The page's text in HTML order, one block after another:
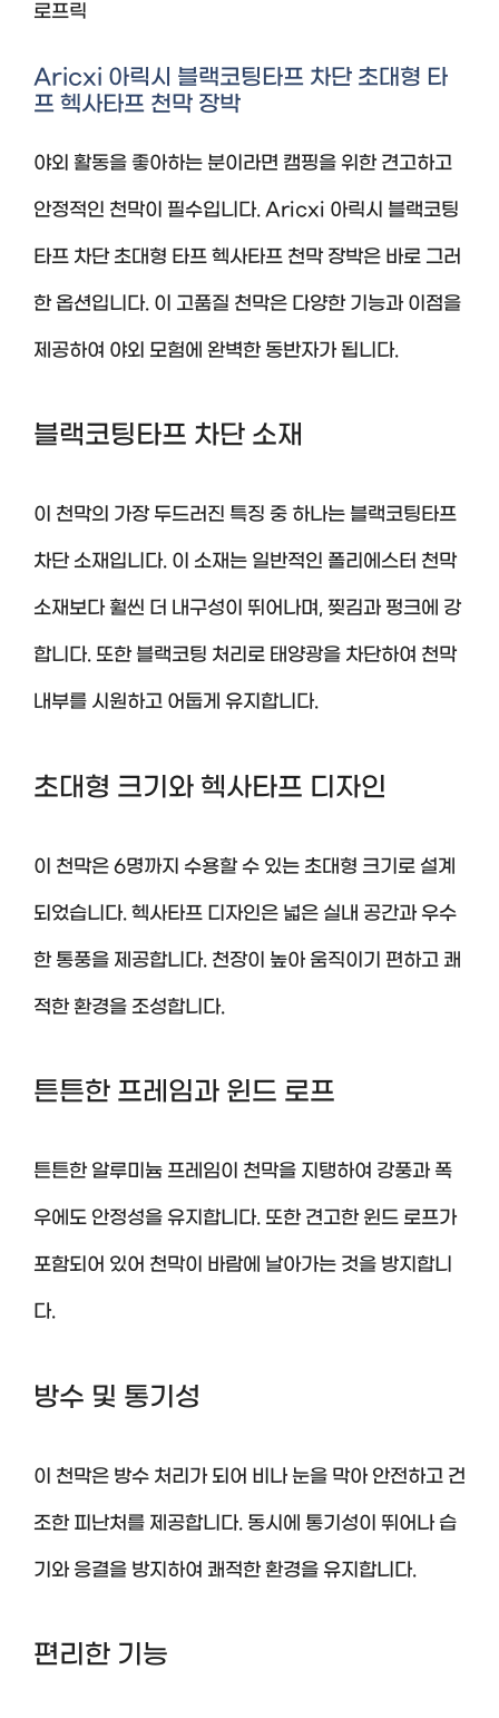
로프릭
Aricxi 아릭시 블랙코팅타프 차단 초대형 타
프 헥사타프 천막 장박
야외 활동을 좋아하는 분이라면 캠핑을 위한 견고하고
안정적인 천막이 필수입니다. Aricxi 아릭시 블랙코팅
타프 차단 초대형 타프 헥사타프 천막 장박은 바로 그러
한 옵션입니다. 이 고품질 천막은 다양한 기능과 이점을
제공하여 야외 모험에 완벽한 동반자가 됩니다.
블랙코팅타프 차단 소재
이 천막의 가장 두드러진 특징 중 하나는 블랙코팅타프
차단 소재입니다. 이 소재는 일반적인 폴리에스터 천막
소재보다 훨씬 더 내구성이 뛰어나며, 찢김과 펑크에 강
합니다. 또한 블랙코팅 처리로 태양광을 차단하여 천막
내부를 시원하고 어둡게 유지합니다.
초대형 크기와 헥사타프 디자인
이 천막은 6명까지 수용할 수 있는 초대형 크기로 설계
되었습니다. 헥사타프 디자인은 넓은 실내 공간과 우수
한 통풍을 제공합니다. 천장이 높아 움직이기 편하고 쾌
적한 환경을 조성합니다.
튼튼한 프레임과 윈드 로프
튼튼한 알루미늄 프레임이 천막을 지탱하여 강풍과 폭
우에도 안정성을 유지합니다. 또한 견고한 윈드 로프가
포함되어 있어 천막이 바람에 날아가는 것을 방지합니
다.
방수 및 통기성
이 천막은 방수 처리가 되어 비나 눈을 막아 안전하고 건
조한 피난처를 제공합니다. 동시에 통기성이 뛰어나 습
기와 응결을 방지하여 쾌적한 환경을 유지합니다.
편리한 기능